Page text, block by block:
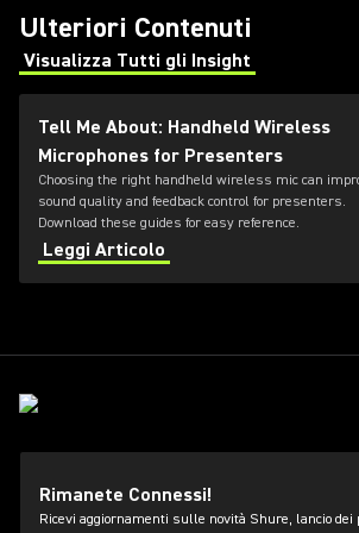
Ulteriori Contenuti
Visualizza Tutti gli Insight
(Opens in a new tab)
Tell Me About: Handheld Wireless
Microphones for Presenters
Choosing the right handheld wireless mic can
sound quality and feedback control for presenters.
Download these guides for easy reference.
Leggi Articolo
Rimanete Connessi!
Ricevi aggiornamenti sulle novità Shure, lancio dei